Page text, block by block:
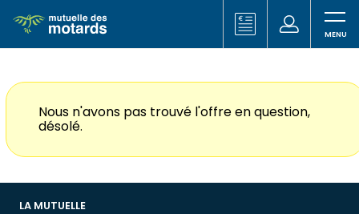
au
contenu
principal recherche
(nouvelle
fenêtre)
(nouvelle
fenêtre)
Nous n'avons pas trouvé l'offre en question,
désolé.
LA MUTUELLE